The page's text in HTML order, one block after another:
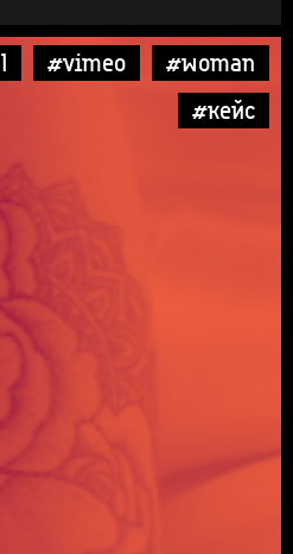
#vimeo
#woman
#кейс